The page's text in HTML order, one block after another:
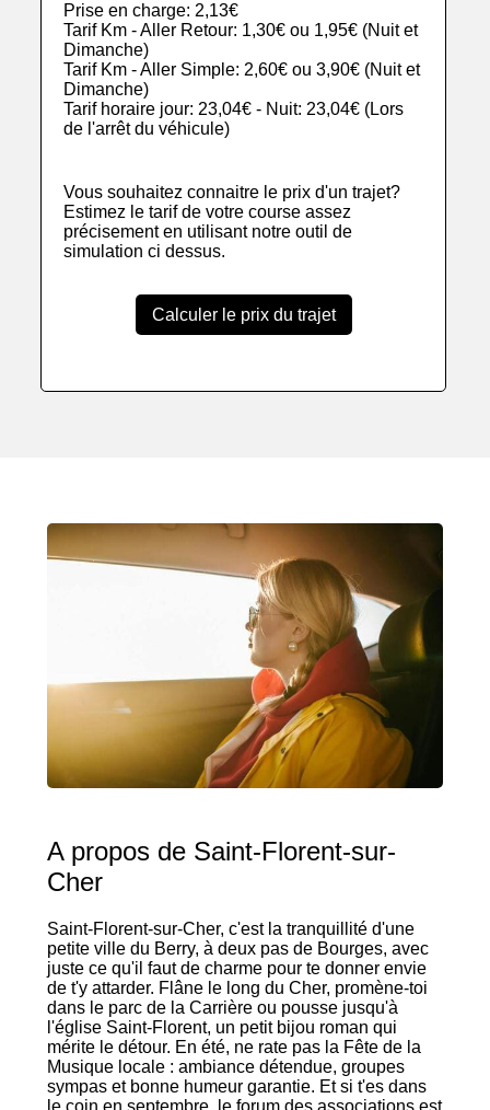
Prise en charge: 2,13€
Tarif Km - Aller Retour: 1,30€ ou 1,95€ (Nuit et
Dimanche)
Tarif Km - Aller Simple: 2,60€ ou 3,90€ (Nuit et
Dimanche)
Tarif horaire jour: 23,04€ - Nuit: 23,04€ (Lors
de l'arrêt du véhicule)
Vous souhaitez connaitre le prix d'un trajet?
Estimez le tarif de votre course assez
précisement en utilisant notre outil de
simulation ci dessus.
Calculer le prix du trajet
A propos de Saint-Florent-sur-
Cher
Saint-Florent-sur-Cher, c'est la tranquillité d'une
petite ville du Berry, à deux pas de Bourges, avec
juste ce qu'il faut de charme pour te donner envie
de t'y attarder. Flâne le long du Cher, promène-toi
dans le parc de la Carrière ou pousse jusqu'à
l'église Saint-Florent, un petit bijou roman qui
mérite le détour. En été, ne rate pas la Fête de la
Musique locale : ambiance détendue, groupes
sympas et bonne humeur garantie. Et si t'es dans